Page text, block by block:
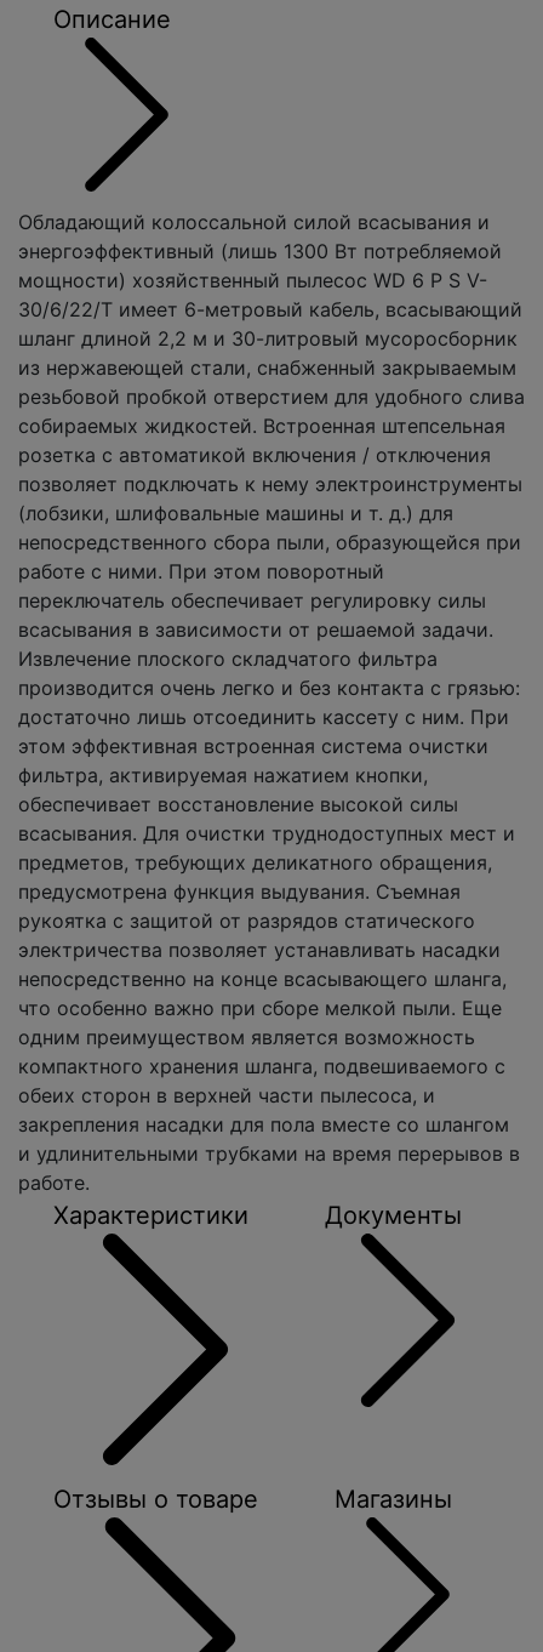
Описание
Обладающий колоссальной силой всасывания и
энергоэффективный (лишь 1300 Вт потребляемой
мощности) хозяйственный пылесос WD 6 P S V-
30/6/22/T имеет 6-метровый кабель, всасывающий
шланг длиной 2,2 м и 30-литровый мусоросборник
из нержавеющей стали, снабженный закрываемым
резьбовой пробкой отверстием для удобного слива
собираемых жидкостей. Встроенная штепсельная
розетка с автоматикой включения / отключения
позволяет подключать к нему электроинструменты
(лобзики, шлифовальные машины и т. д.) для
непосредственного сбора пыли, образующейся при
работе с ними. При этом поворотный
переключатель обеспечивает регулировку силы
всасывания в зависимости от решаемой задачи.
Извлечение плоского складчатого фильтра
производится очень легко и без контакта с грязью:
достаточно лишь отсоединить кассету с ним. При
этом эффективная встроенная система очистки
фильтра, активируемая нажатием кнопки,
обеспечивает восстановление высокой силы
всасывания. Для очистки труднодоступных мест и
предметов, требующих деликатного обращения,
предусмотрена функция выдувания. Съемная
рукоятка с защитой от разрядов статического
электричества позволяет устанавливать насадки
непосредственно на конце всасывающего шланга,
что особенно важно при сборе мелкой пыли. Еще
одним преимуществом является возможность
компактного хранения шланга, подвешиваемого с
обеих сторон в верхней части пылесоса, и
закрепления насадки для пола вместе со шлангом
и удлинительными трубками на время перерывов в
работе.
Характеристики Документы
Отзывы о товаре Магазины